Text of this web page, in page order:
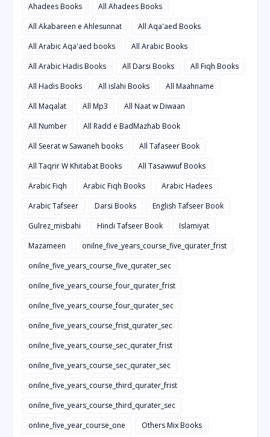
Ahadees Books
All Ahadees Books
All Akabareen e Ahlesunnat
All Aqa'aed Books
All Arabic Aqa'aed books
All Arabic Books
All Arabic Hadis Books
All Darsi Books
All Fiqh Books
All Hadis Books
All islahi Books
All Maahname
All Maqalat
All Mp3
All Naat w Diwaan
All Number
All Radd e BadMazhab Book
All Seerat w Sawaneh books
All Tafaseer Book
All Taqrir W Khitabat Books
All Tasawwuf Books
Arabic Fiqh
Arabic Fiqh Books
Arabic Hadees
Arabic Tafseer
Darsi Books
English Tafseer Book
Gulrez_misbahi
Hindi Tafseer Book
Islamiyat
Mazameen
onilne_five_years_course_five_qurater_frist
onilne_five_years_course_five_qurater_sec
onilne_five_years_course_four_qurater_frist
onilne_five_years_course_four_qurater_sec
onilne_five_years_course_frist_qurater_sec
onilne_five_years_course_sec_qurater_frist
onilne_five_years_course_sec_qurater_sec
onilne_five_years_course_third_qurater_frist
onilne_five_years_course_third_qurater_sec
online_five_year_course_one
Others Mix Books